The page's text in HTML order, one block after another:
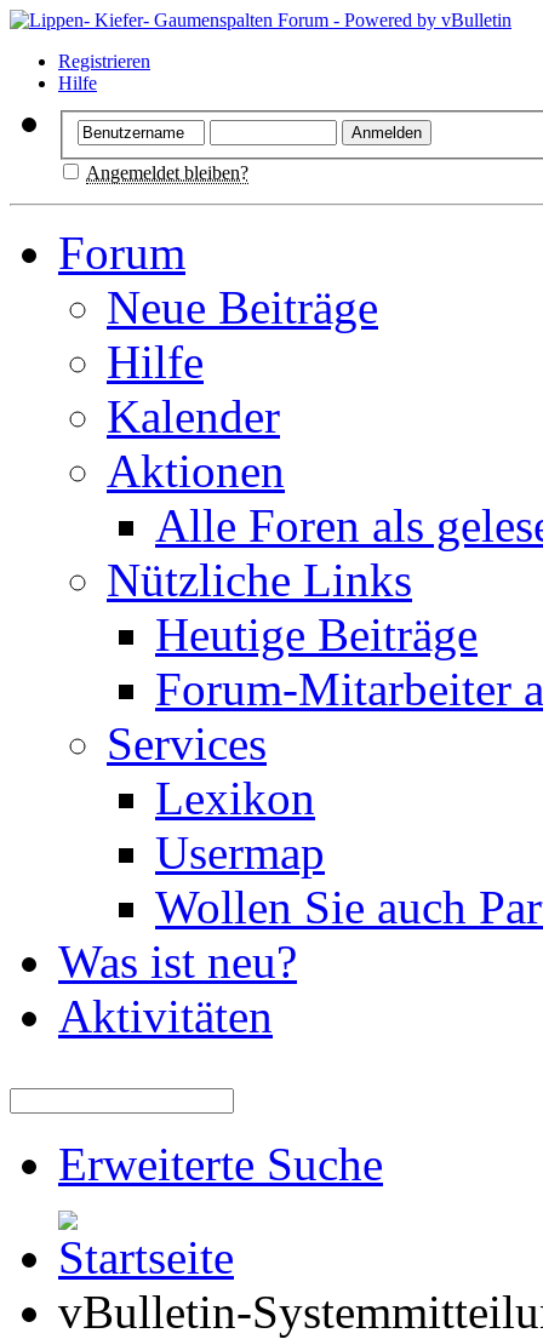
Registrieren
Hilfe
Angemeldet bleiben?
Forum
Neue Beiträge
Hilfe
Kalender
Aktionen
Alle Foren als
Nützliche Links
Heutige Beiträge
Forum-Mitarbeiter
Services
Lexikon
Usermap
Wollen Sie auch
Was ist neu?
Aktivitäten
Erweiterte Suche
vBulletin-